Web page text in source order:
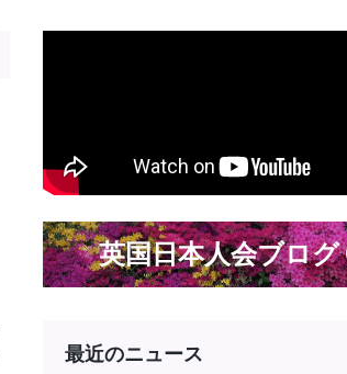
英国日本人会ブログ
最近のニュース